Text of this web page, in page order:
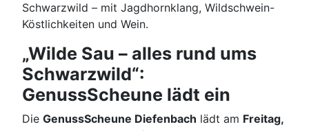
Schwarzwild – mit Jagdhornklang, Wildschwein-
Köstlichkeiten und Wein.
„Wilde Sau – alles rund ums
Schwarzwild“:
GenussScheune lädt ein
Die GenussScheune Diefenbach lädt am Freitag,